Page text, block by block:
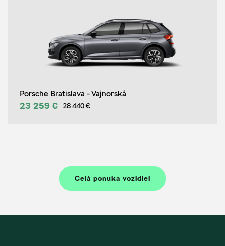
Porsche Bratislava - Vajnorská
23 259 € 28 440 €
Celá ponuka vozidiel